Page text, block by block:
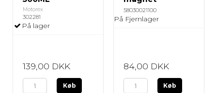
Motorex
302281
På lager
139,00 DKK
Køb
58030021100
På Fjernlager
84,00 DKK
Køb